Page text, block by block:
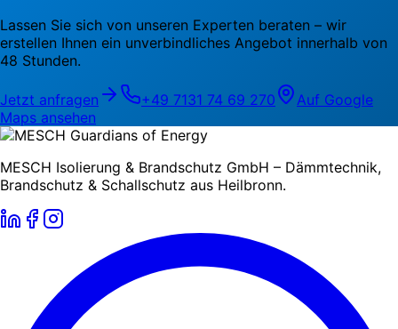
Lassen Sie sich von unseren Experten beraten – wir
erstellen Ihnen ein unverbindliches Angebot innerhalb von
48 Stunden.
Jetzt anfragen +49 7131 74 69 270
Auf Google
Maps ansehen
MESCH Isolierung & Brandschutz GmbH – Dämmtechnik,
Brandschutz & Schallschutz aus Heilbronn.